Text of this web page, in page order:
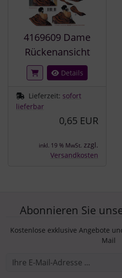
4169609 Dame
Rückenansicht
Details
Lieferzeit: sofort
lieferbar
0,65 EUR
inkl. 19 % MwSt. zzgl.
Versandkosten
Abonnieren Sie
Kostenlose exklusive Angebote
Mail